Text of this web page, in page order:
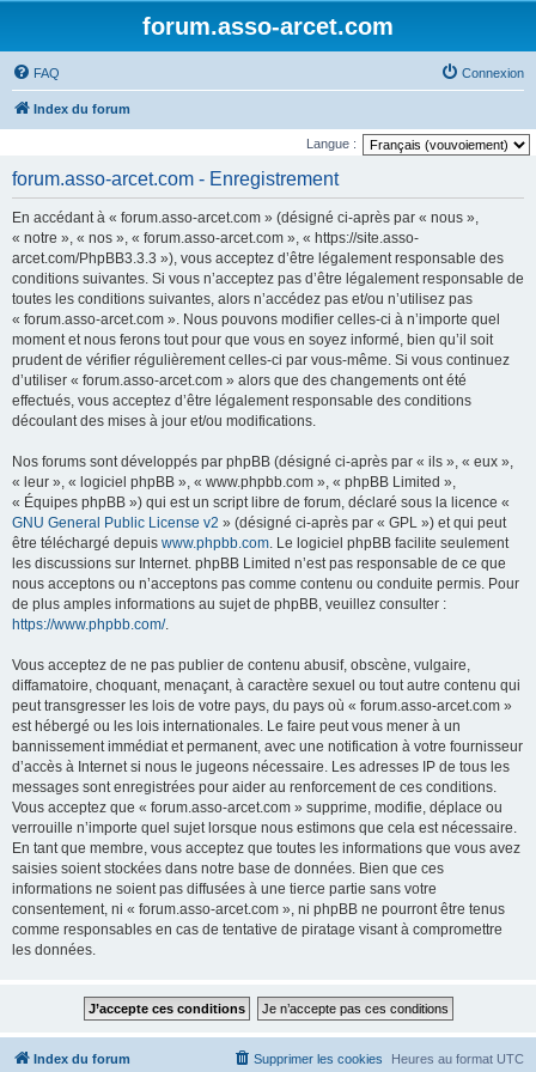
forum.asso-arcet.com
FAQ Connexion
Index du forum
Langue :
forum.asso-arcet.com - Enregistrement
En accédant à « forum.asso-arcet.com » (désigné ci-après par « nous »,
« notre », « nos », « forum.asso-arcet.com », « https://site.asso-
arcet.com/PhpBB3.3.3 »), vous acceptez d’être légalement responsable des
conditions suivantes. Si vous n’acceptez pas d’être légalement responsable de
toutes les conditions suivantes, alors n’accédez pas et/ou n’utilisez pas
« forum.asso-arcet.com ». Nous pouvons modifier celles-ci à n’importe quel
moment et nous ferons tout pour que vous en soyez informé, bien qu’il soit
prudent de vérifier régulièrement celles-ci par vous-même. Si vous continuez
d’utiliser « forum.asso-arcet.com » alors que des changements ont été
effectués, vous acceptez d’être légalement responsable des conditions
découlant des mises à jour et/ou modifications.
Nos forums sont développés par phpBB (désigné ci-après par « ils », « eux »,
« leur », « logiciel phpBB », « www.phpbb.com », « phpBB Limited »,
« Équipes phpBB ») qui est un script libre de forum, déclaré sous la licence «
GNU General Public License v2 » (désigné ci-après par « GPL ») et qui peut
être téléchargé depuis www.phpbb.com. Le logiciel phpBB facilite seulement
les discussions sur Internet. phpBB Limited n’est pas responsable de ce que
nous acceptons ou n’acceptons pas comme contenu ou conduite permis. Pour
de plus amples informations au sujet de phpBB, veuillez consulter :
https://www.phpbb.com/.
Vous acceptez de ne pas publier de contenu abusif, obscène, vulgaire,
diffamatoire, choquant, menaçant, à caractère sexuel ou tout autre contenu qui
peut transgresser les lois de votre pays, du pays où « forum.asso-arcet.com »
est hébergé ou les lois internationales. Le faire peut vous mener à un
bannissement immédiat et permanent, avec une notification à votre fournisseur
d’accès à Internet si nous le jugeons nécessaire. Les adresses IP de tous les
messages sont enregistrées pour aider au renforcement de ces conditions.
Vous acceptez que « forum.asso-arcet.com » supprime, modifie, déplace ou
verrouille n’importe quel sujet lorsque nous estimons que cela est nécessaire.
En tant que membre, vous acceptez que toutes les informations que vous avez
saisies soient stockées dans notre base de données. Bien que ces
informations ne soient pas diffusées à une tierce partie sans votre
consentement, ni « forum.asso-arcet.com », ni phpBB ne pourront être tenus
comme responsables en cas de tentative de piratage visant à compromettre
les données.
Index du forum Heures au format UTC
Supprimer les cookies